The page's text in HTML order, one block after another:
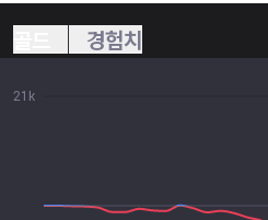
경험치
21k